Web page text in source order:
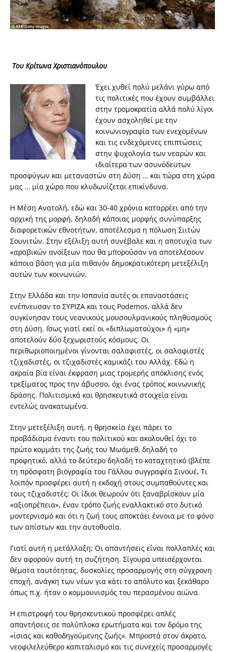
Του Κρίτωνα Χριστιανόπουλου
Έχει χυθεί πολύ μελάνι γύρω από
τις πολιτικές που έχουν συμβάλλει
στην τρομοκρατία αλλά πολύ λίγοι
έχουν ασχοληθεί με την
κοινωνιογραφία των ενεχομένων
και τις ενδεχόμενες επιπτώσεις
στην ψυχολογία των νεαρών και
ιδιαίτερα των ασυνόδευτων
προσφύγων και μεταναστών στη Δύση … και τώρα στη χώρα
μας … μία χώρα που κλυδωνίζεται επικίνδυνα.
Η Μέση Ανατολή, εδώ και 30-40 χρόνια καταρρέει από την
αρχική της μορφή, δηλαδή κάποιας μορφής συνύπαρξης
διαφορετικών εθνοτήτων, αποτέλεσμα η πόλωση Σιιτών
Σουνιτών. Στην εξέλιξη αυτή συνέβαλε και η αποτυχία των
«αραβικών ανοίξεων που θα μπορούσαν να αποτελέσουν
κάποια βάση για μία πιθανόν δημοκρατικότερη μετεξέλιξη
αυτών των κοινωνιών.
Στην Ελλάδα και την Ισπανία αυτές οι επαναστάσεις
ενέπνευσαν το ΣΥΡΙΖΑ και τους Podemos, αλλά δεν
συγκίνησαν τους νεανικούς μουσουλμανικούς πληθυσμούς
στη Δύση. ΄Ισως γιατί εκεί οι «διπλωματούχοι» ή «μη»
αποτελούν δύο ξεχωριστούς κόσμους. Οι
περιθωριοποιημένοι γίνονται σαλαφιστές, οι σαλαφιστές
τζιχαδιστές, οι τζιχαδιστές καμικάζι του Αλλάχ. Εδώ η
ακραία βία είναι έκφραση μιας τρομερής απόκλισης ενός
τρεξίματος προς την άβυσσο, όχι ένας τρόπος κοινωνικής
δράσης. Πολιτισμικά και θρησκευτικά στοιχεία είναι
εντελώς ανακατωμένα.
Στην μετεξέλιξη αυτή, η θρησκεία έχει πάρει το
προβάδισμα έναντι του πολιτικού και ακολουθεί όχι το
πρώτο κομμάτι της ζωής του Μωάμεθ, δηλαδή το
προφητικό, αλλά το δεύτερο δηλαδή το καταχτητικό (βλέπε
τη πρόσφατη βιογραφία του Γάλλου συγγραφέα Σινουέ. Τι
λοιπόν προσφέρει αυτή η εκδοχή στους συμπαθούντες και
τους τζιχαδιστές; Οι ίδιοι θεωρούν ότι ξαναβρίσκουν μία
«αξιοπρέπεια», έναν τρόπο ζωής εναλλακτικό στο δυτικό
μοντερνισμό και ότι η ζωή τους αποκτάει έννοια με το φόνο
των απίστων και την αυτοθυσία.
Γιατί αυτή η μετάλλαξη; Οι απαντήσεις είναι πολλαπλές και
δεν αφορούν αυτή τη συζήτηση. Σίγουρα υπεισέρχονται
θέματα ταυτότητας, δυσκολίες προσαρμογής στη σύγχρονη
εποχή, ανάγκη των νέων για κάτι το απόλυτο και ξεκάθαρο
όπως π.χ. ήταν ο κομμουνισμός του περασμένου αιώνα.
Η επιστροφή του θρησκευτικού προσφέρει απλές
απαντήσεις σε πολύπλοκα ερωτήματα και τον δρόμο της
«ίσιας και καθοδηγούμενης ζωής». Μπροστά στον άκρατο,
νεοφιλελεύθερο καπιταλισμό και τις συνεχείς προσαρμογές